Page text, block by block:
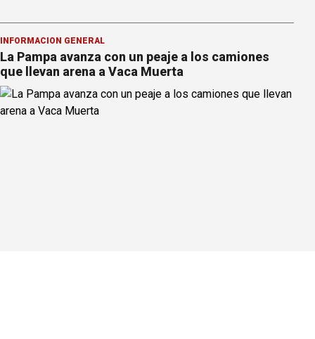
INFORMACION GENERAL
La Pampa avanza con un peaje a los camiones
que llevan arena a Vaca Muerta